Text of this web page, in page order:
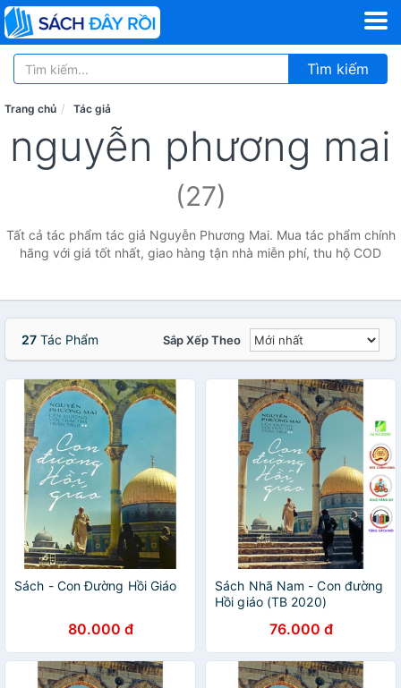
Tìm kiếm
Trang chủ Tác giả
nguyễn phương mai
(27)
Tất cả tác phẩm tác giả Nguyễn Phương Mai. Mua tác phẩm chính
hãng với giá tốt nhất, giao hàng tận nhà miễn phí, thu hộ COD
27 Tác Phẩm Sắp Xếp Theo
Sách - Con Đường Hồi Giáo
80.000 đ
Sách Nhã Nam - Con đường
Hồi giáo (TB 2020)
76.000 đ